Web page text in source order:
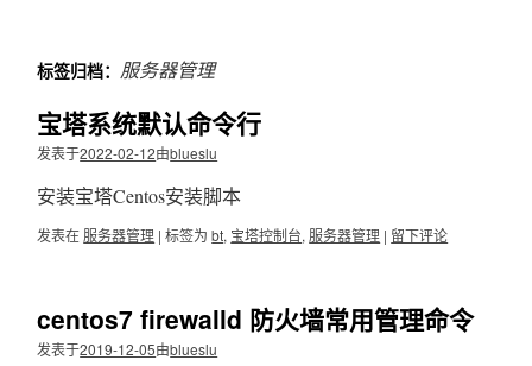
标签归档： 服务器管理
宝塔系统默认命令行
发表于2022-02-12由blueslu
安装宝塔Centos安装脚本
发表在 服务器管理 | 标签为 bt, 宝塔控制台, 服务器管理 | 留下评论
centos7 firewalld 防火墙常用管理命令
发表于2019-12-05由blueslu